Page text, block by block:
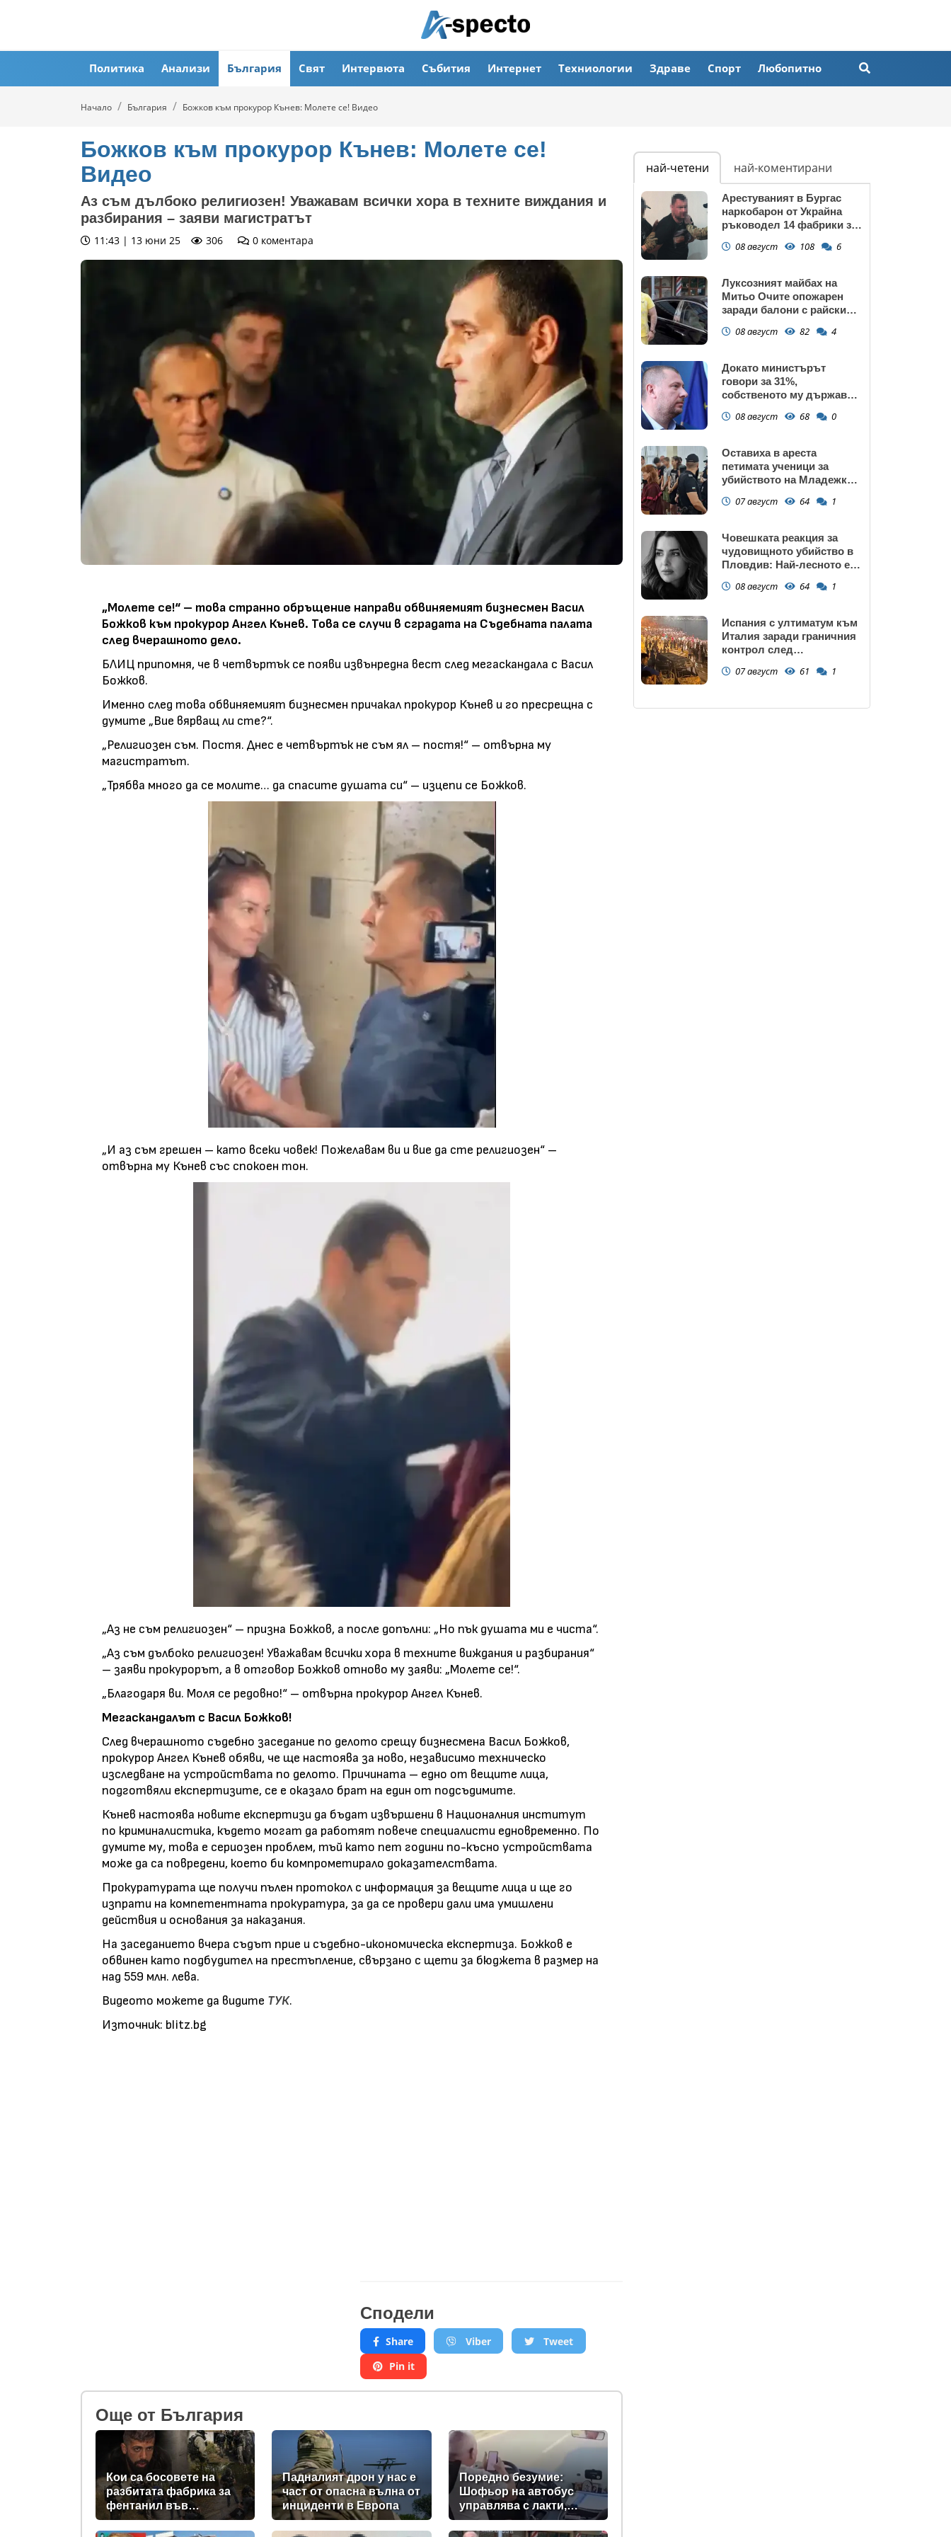
Политика Анализи България Свят Интервюта Събития Интернет Техниологии Здраве Спорт Любопитно
Начало България Божков към прокурор Кънев: Молете се! Видео
Божков към прокурор Кънев: Молете се!
Видео
Аз съм дълбоко религиозен! Уважавам всички хора в техните виждания и
разбирания – заяви магистратът
11:43 | 13 юни 25 306 0 коментара
„Молете се!“ – това странно обръщение направи обвиняемият бизнесмен Васил
Божков към прокурор Ангел Кънев. Това се случи в сградата на Съдебната палата
след вчерашното дело.
БЛИЦ припомня, че в четвъртък се появи извънредна вест след мегаскандала с Васил
Божков.
Именно след това обвиняемият бизнесмен причакал прокурор Кънев и го пресрещна с
думите „Вие вярващ ли сте?“.
„Религиозен съм. Постя. Днес е четвъртък не съм ял – постя!“ – отвърна му
магистратът.
„Трябва много да се молите… да спасите душата си“ – изцепи се Божков.
„И аз съм грешен – като всеки човек! Пожелавам ви и вие да сте религиозен“ –
отвърна му Кънев със спокоен тон.
„Аз не съм религиозен“ – призна Божков, а после допълни: „Но пък душата ми е чиста“.
„Аз съм дълбоко религиозен! Уважавам всички хора в техните виждания и разбирания“
– заяви прокурорът, а в отговор Божков отново му заяви: „Молете се!“.
„Благодаря ви. Моля се редовно!“ – отвърна прокурор Ангел Кънев.
Мегаскандалът с Васил Божков!
След вчерашното съдебно заседание по делото срещу бизнесмена Васил Божков,
прокурор Ангел Кънев обяви, че ще настоява за ново, независимо техническо
изследване на устройствата по делото. Причината – едно от вещите лица,
подготвяли експертизите, се е оказало брат на един от подсъдимите.
Кънев настоява новите експертизи да бъдат извършени в Националния институт
по криминалистика, където могат да работят повече специалисти едновременно. По
думите му, това е сериозен проблем, тъй като пет години по-късно устройствата
може да са повредени, което би компрометирало доказателствата.
Прокуратурата ще получи пълен протокол с информация за вещите лица и ще го
изпрати на компетентната прокуратура, за да се провери дали има умишлени
действия и основания за наказания.
На заседанието вчера съдът прие и съдебно-икономическа експертиза. Божков е
обвинен като подбудител на престъпление, свързано с щети за бюджета в размер на
над 559 млн. лева.
Видеото можете да видите ТУК.
Източник: blitz.bg
Сподели
Share Viber
Tweet
Pin it
Oще от България
Кои са босовете на
разбитата фабрика за
фентанил във
„Факултета“?
Падналият дрон у нас е
част от опасна вълна от
инциденти в Европа
Поредно безумие:
Шофьор на автобус
управлява с лакти,
докато гледа TikTok
най-четени най-коментирани
Арестуваният в Бургас
наркобарон от Украйна
ръководел 14 фабрики за
08 август 108 6
Луксозният майбах на
Митьо Очите опожарен
заради балони с райски
08 август 82 4
Докато министърът
говори за 31%,
собственото му държавно
крадецът вика дръжте
08 август 68 0
Оставиха в ареста
петимата ученици за
убийството на Младежкия
час, гаврили се с него и го
07 август 64 1
Човешката реакция за
чудовищното убийство в
Пловдив: Най-лесното е
и да си кажем "Това са
никога"
08 август 64 1
Испания с ултиматум към
Италия заради граничния
контрол след
07 август 61 1